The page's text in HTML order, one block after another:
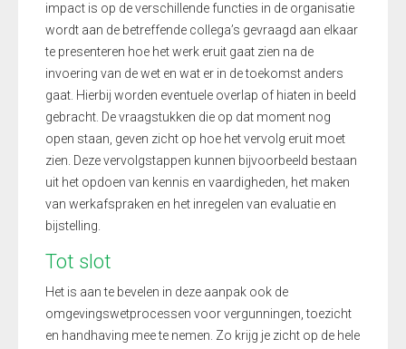
impact is op de verschillende functies in de organisatie
wordt aan de betreffende collega’s gevraagd aan elkaar
te presenteren hoe het werk eruit gaat zien na de
invoering van de wet en wat er in de toekomst anders
gaat. Hierbij worden eventuele overlap of hiaten in beeld
gebracht. De vraagstukken die op dat moment nog
open staan, geven zicht op hoe het vervolg eruit moet
zien. Deze vervolgstappen kunnen bijvoorbeeld bestaan
uit het opdoen van kennis en vaardigheden, het maken
van werkafspraken en het inregelen van evaluatie en
bijstelling.
Tot slot
Het is aan te bevelen in deze aanpak ook de
omgevingswetprocessen voor vergunningen, toezicht
en handhaving mee te nemen. Zo krijg je zicht op de hele